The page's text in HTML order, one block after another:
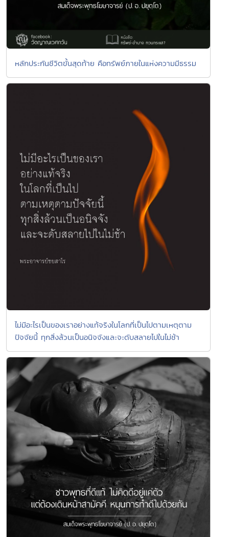
หลักประกันชีวิตขั้นสุดท้าย คือทรัพย์ภายในแห่งความมีธรรม
ไม่มีอะไรเป็นของเราอย่างแท้จริงในโลกที่เป็นไปตามเหตุตาม
ปัจจัยนี้ ทุกสิ่งล้วนเป็นอนิจจังและจะดับสลายไปในไม่ช้า